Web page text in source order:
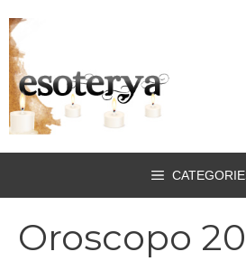
al
contenuto
Oroscopo